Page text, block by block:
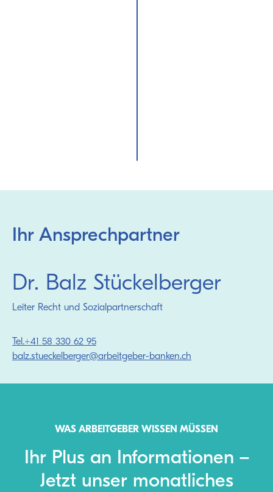
Ihr Ansprechpartner
Dr. Balz Stückelberger
Leiter Recht und Sozialpartnerschaft
Tel.+41 58 330 62 95
balz.stueckelberger@arbeitgeber-banken.ch
WAS ARBEITGEBER WISSEN MÜSSEN
Ihr Plus an Informationen –
Jetzt unser monatliches